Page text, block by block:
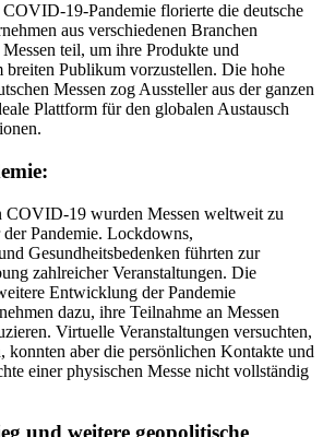
19-Pandemie florierte die deutsche
aus verschiedenen Branchen
teil, um ihre Produkte und
breiten Publikum vorzustellen. Die hohe
Messen zog Aussteller aus der ganzen
Plattform für den globalen Austausch
COVID-19 wurden Messen weltweit zu
Pandemie. Lockdowns,
Gesundheitsbedenken führten zur
zahlreicher Veranstaltungen. Die
Entwicklung der Pandemie
dazu, ihre Teilnahme an Messen
Virtuelle Veranstaltungen versuchten,
konnten aber die persönlichen Kontakte und
einer physischen Messe nicht vollständig
und weitere geopolitische